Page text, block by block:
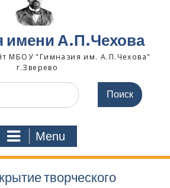
имени А.П.Чехова
МБОУ "Гимназия им. А.П.Чехова"
г.Зверево
Menu
творческого